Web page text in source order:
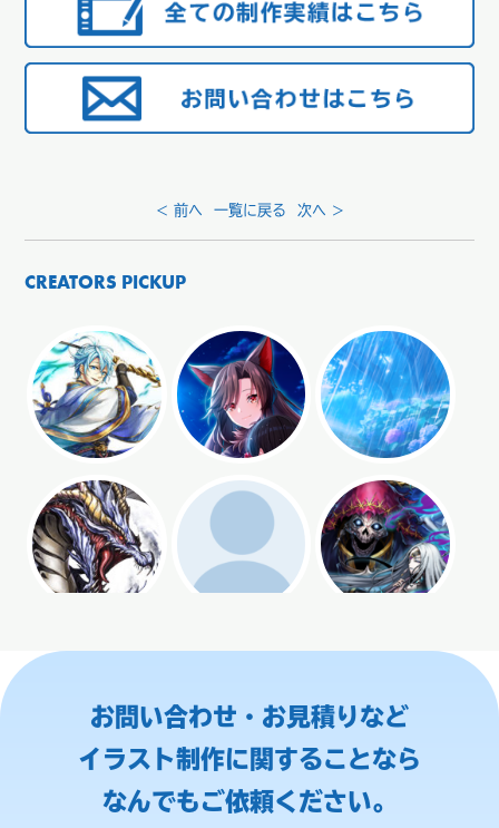
< 前へ 一覧に戻る 次へ >
CREATORS PICKUP
お問い合わせ・お見積りなど
イラスト制作に関することなら
なんでもご依頼ください。